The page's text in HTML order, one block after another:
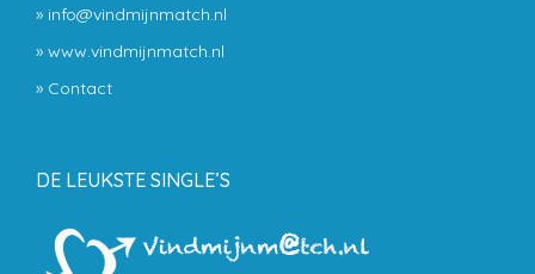
» info@vindmijnmatch.nl
» www.vindmijnmatch.nl
» Contact
DE LEUKSTE SINGLE’S